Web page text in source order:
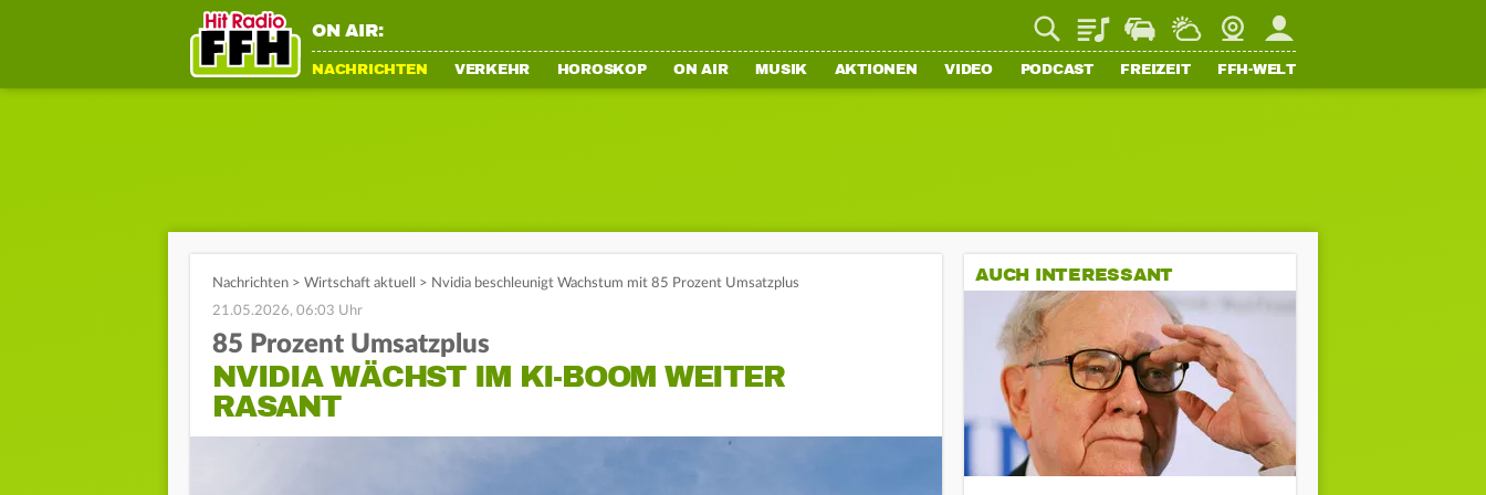
ON AIR: PlaylistStaupilotWetterWebcamMein FFH
NACHRICHTEN VERKEHR HOROSKOP ON AIR MUSIK AKTIONEN VIDEO PODCAST FREIZEIT FFH-WELT
Nachrichten > Wirtschaft aktuell > Nvidia beschleunigt Wachstum mit 85 Prozent Umsatzplus
21.05.2026, 06:03 Uhr
85 Prozent Umsatzplus
NVIDIA WÄCHST IM KI-BOOM WEITER
RASANT
AUCH INTERESSANT